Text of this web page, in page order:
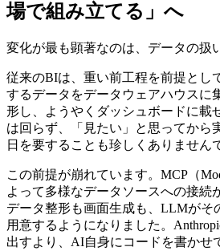
場で組み立てる」へ
変化が最も顕著なのは、データの扱
従来のBIは、重い前工程を前提とし
するデータをデータウェアハウスに
形し、ようやくダッシュボードに載
は回らず、「見たい」と思ってから
日を要することも珍しくありません
この前提が崩れています。MCP（
よって多様なデータソースへの接続
データ整形も画面生成も、LLMがそ
用意するようになりました。
出すより、AI自身にコードを書かせ